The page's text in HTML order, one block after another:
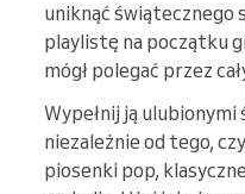
uniknąć świątecznego
playlistę na początku
mógł polegać przez
Wypełnij ją
niezależnie od tego,
piosenki pop,